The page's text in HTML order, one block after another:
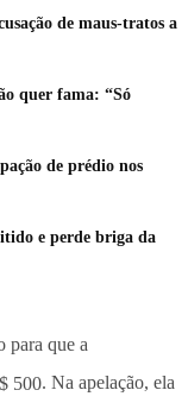
de maus-tratos a
quer fama: “Só
de prédio nos
e perde briga da
para que a
500. Na apelação, ela